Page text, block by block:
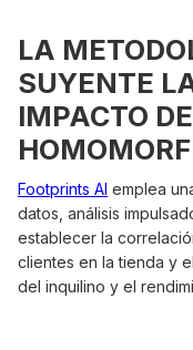
LA
SUYENTE
IMPACTO
Footprints AI emplea
datos, análisis
establecer la
clientes en la tienda y
del inquilino y el